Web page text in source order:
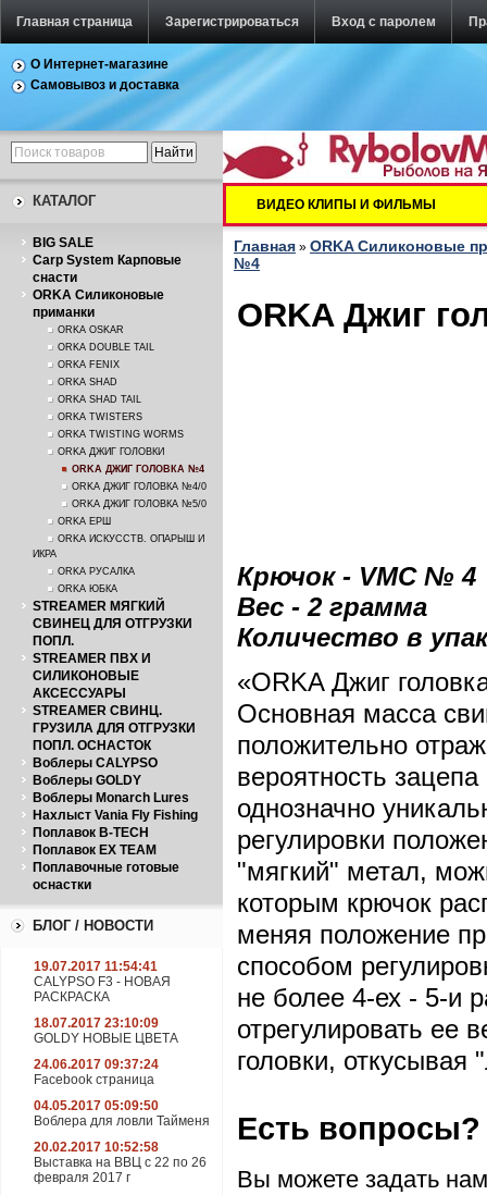
Главная страница Зарегистрироваться Вход с паролем
О Интернет-магазине
Самовывоз и доставка
КАТАЛОГ
BIG SALE
Carp System Карповые
снасти
ORKA Силиконовые
приманки
ORKA OSKAR
ORKA DOUBLE TAIL
ORKA FENIX
ORKA SHAD
ORKA SHAD TAIL
ORKA TWISTERS
ORKA TWISTING WORMS
ORKA ДЖИГ ГОЛОВКИ
ORKA ДЖИГ ГОЛОВКА №4
ORKA ДЖИГ ГОЛОВКА №4/0
ORKA ДЖИГ ГОЛОВКА №5/0
ORKA ЕРШ
ORKA ИСКУССТВ. ОПАРЫШ И
ИКРА
ORKA РУСАЛКА
ORKA ЮБКА
STREAMER МЯГКИЙ
СВИНЕЦ ДЛЯ ОТГРУЗКИ
ПОПЛ.
STREAMER ПВХ И
СИЛИКОНОВЫЕ
АКСЕССУАРЫ
STREAMER СВИНЦ.
ГРУЗИЛА ДЛЯ ОТГРУЗКИ
ПОПЛ. ОСНАСТОК
Воблеры CALYPSO
Воблеры GOLDY
Воблеры Monarch Lures
Нахлыст Vania Fly Fishing
Поплавок B-TECH
Поплавок EX TEAM
Поплавочные готовые
оснастки
БЛОГ / НОВОСТИ
19.07.2017 11:54:41
CALYPSO F3 - НОВАЯ
РАСКРАСКА
18.07.2017 23:10:09
GOLDY НОВЫЕ ЦВЕТА
24.06.2017 09:37:24
Facebook страница
04.05.2017 05:09:50
Воблера для ловли Тайменя
20.02.2017 10:52:58
Выставка на ВВЦ с 22 по 26
февраля 2017 г
ВИДЕО КЛИПЫ И ФИЛЬМЫ
Главная » ORKA Силиконовые
№4
ORKA Джиг
Крючок - VMC № 4
Вес - 2 грамма
Количество в
«ORKA Джиг
Основная масса
положительно
вероятность
однозначно
регулировки
"мягкий" метал,
которым крючок
меняя положение
способом
не более 4-ех - 5-и
отрегулировать ее
головки, откусывая
Есть вопросы?
Вы можете задать